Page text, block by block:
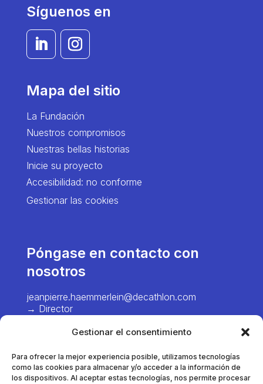
Gestionar el consentimiento
Para ofrecer la mejor experiencia posible, utilizamos tecnologías
como las cookies para almacenar y/o acceder a la información de
los dispositivos. Al aceptar estas tecnologías, nos permite procesar
Síguenos en
Mapa del sitio
La Fundación
Nuestros compromisos
Nuestras bellas historias
Inicie su proyecto
Accesibilidad: no conforme
Gestionar las cookies
Póngase en contacto con
nosotros
jeanpierre.haemmerlein@decathlon.com
→ Director
chiawei.hsiao@decathlon.com → Project
marie.pinel@decathlon.com
→ Gestor de proyectos - Francia